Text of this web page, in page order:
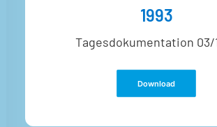
1993
Tagesdokumentation 03/
Download